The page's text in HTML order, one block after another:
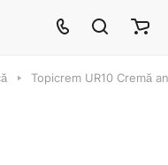
Topicrem UR10 Cremă